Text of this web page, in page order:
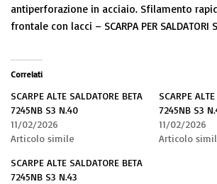
antiperforazione in acciaio. Sfilamento
frontale con lacci – SCARPA PER SALDATORI
Correlati
SCARPE ALTE SALDATORE BETA
7245NB S3 N.40
11/02/2026
Articolo simile
SCARPE
7245NB S3
11/02/2026
Articolo
SCARPE ALTE SALDATORE BETA
7245NB S3 N.43